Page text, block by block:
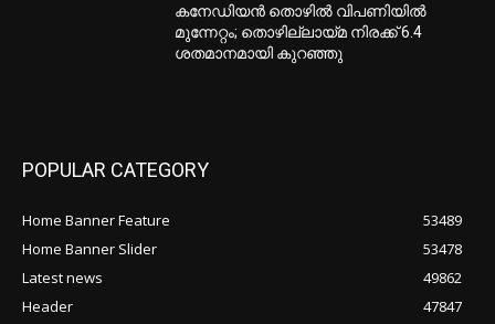
കനേഡിയന്‍ തൊഴില്‍ വിപണിയില്‍
മുന്നേറ്റം; തൊഴില്ലായ്മ നിരക്ക് 6.4
ശതമാനമായി കുറഞ്ഞു
POPULAR CATEGORY
Home Banner Feature
53489
Home Banner Slider
53478
Latest news
49862
Header
47847